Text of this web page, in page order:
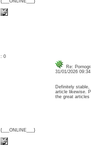
{___ONLINE___}
: 0
{___ONLINE___}
Re:
31/01/2026
Definitely
article likewise.
the great articles